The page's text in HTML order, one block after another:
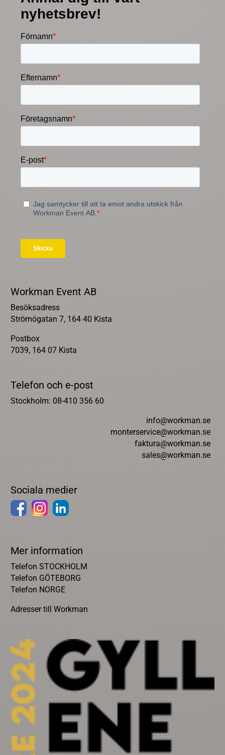
Workman Event AB
Besöksadress
Strömögatan 7, 164 40 Kista
Postbox
7039, 164 07 Kista
Telefon och e-post
Stockholm: 08-410 356 60
info@workman.se
monterservice@workman.se
faktura@workman.se
sales@workman.se
Sociala medier
Mer information
Telefon STOCKHOLM
Telefon GÖTEBORG
Telefon NORGE
Adresser till Workman